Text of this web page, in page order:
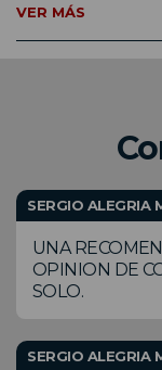
VER MÁS
SERGIO ALEGRIA
UNA
OPINION DE
SOLO.
SERGIO ALEGRIA